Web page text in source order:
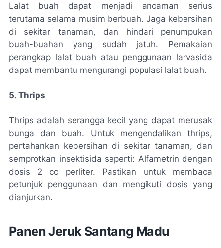
Lalat buah dapat menjadi ancaman serius
terutama selama musim berbuah. Jaga kebersihan
di sekitar tanaman, dan hindari penumpukan
buah-buahan yang sudah jatuh. Pemakaian
perangkap lalat buah atau penggunaan larvasida
dapat membantu mengurangi populasi lalat buah.
5. Thrips
Thrips adalah serangga kecil yang dapat merusak
bunga dan buah. Untuk mengendalikan thrips,
pertahankan kebersihan di sekitar tanaman, dan
semprotkan insektisida seperti: Alfametrin dengan
dosis 2 cc perliter. Pastikan untuk membaca
petunjuk penggunaan dan mengikuti dosis yang
dianjurkan.
Panen Jeruk Santang Madu